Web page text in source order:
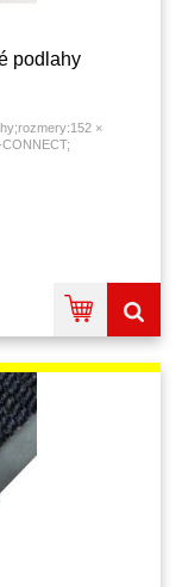
podlahy
×